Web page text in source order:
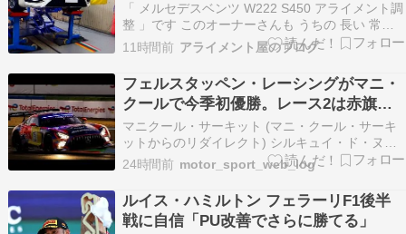
「 メルセデスベンツ W222 S450 アライメント調
整 」です このオーナーさんも うちの 長い 常連
さんで この 「 S450 」も 以前に 何度か セッテ
ィングさせて頂いてますが 『メルセデスベンツ
W222 アライメント調整』 「 メルセデスベンツ
W222 アライメ…
11時間前 アライメント屋のブログ
フェルスタッペン・レーシングがマニ・
クールで今季初優勝。レース2は赤旗中
断の波乱／GTWCヨーロッパ
マニクール・サーキット (マニ・クール・サーキ
ットからのリダイレクト) シルキュイ・ド・ヌヴ
ェール・マニ＝クール（仏: Circuit de Nevers
Magny-Cours, マニクール・サーキット）は、フ
ランスの中部ヌヴェールからおよそ13km南のマ
ニクール村にあるサー…
24時間前 motor_sport_web_log
ルイス・ハミルトン フェラーリF1後半
戦に自信「PU改善でさらに勝てる」